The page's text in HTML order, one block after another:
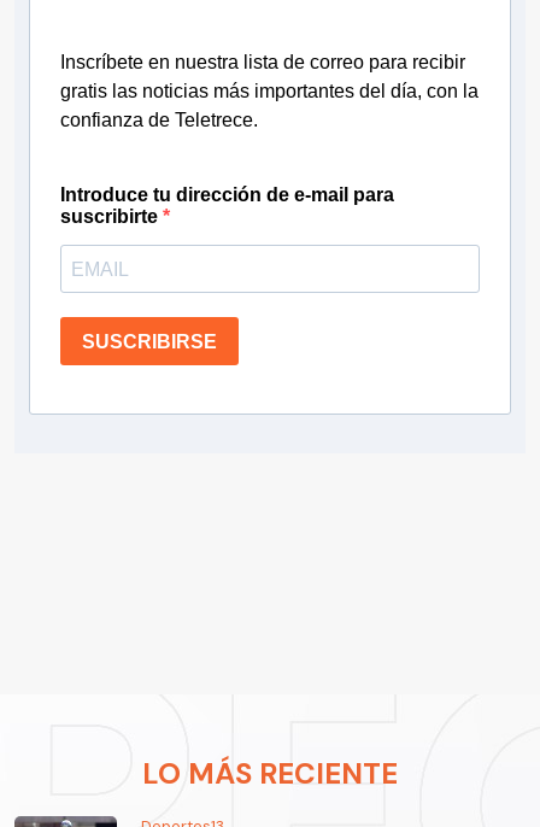
Inscríbete en nuestra lista de correo para recibir
gratis las noticias más importantes del día, con la
confianza de Teletrece.
Introduce tu dirección de e-mail para
suscribirte
SUSCRIBIRSE
LO MÁS RECIENTE